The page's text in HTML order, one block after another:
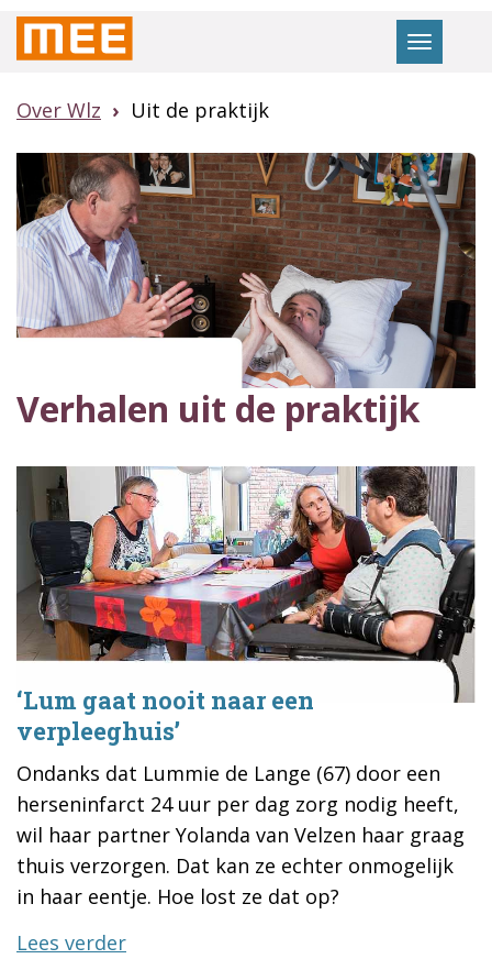
Naar
hoofdinhoud
Toggle
Over Wlz
Uit de praktijk
Verhalen uit de praktijk
‘Lum gaat nooit naar een
verpleeghuis’
Ondanks dat Lummie de Lange (67) door een
herseninfarct 24 uur per dag zorg nodig heeft,
wil haar partner Yolanda van Velzen haar graag
thuis verzorgen. Dat kan ze echter onmogelijk
in haar eentje. Hoe lost ze dat op?
Lees verder